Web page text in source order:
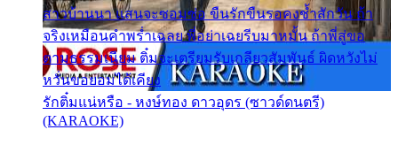
สาวบ้านนา แสนจะซอมซ่อ ขืนรักขืนรอคงช้ำสักวัน ถ้า
จริงเหมือนคำพร่ำเฉลย พี่อย่าเฉยรีบมาหมั้น ถ้าพี่สู่ขอ
ตามธรรมเนียม ติ๋มจะเตรียมรับเกลียวสัมพันธ์ ผิดหวังไม่
หวั่นขอยอมได้เคียง
รักติ๋มแน่หรือ - หงษ์ทอง ดาวอุดร (ซาวด์ดนตรี)
(KARAOKE)